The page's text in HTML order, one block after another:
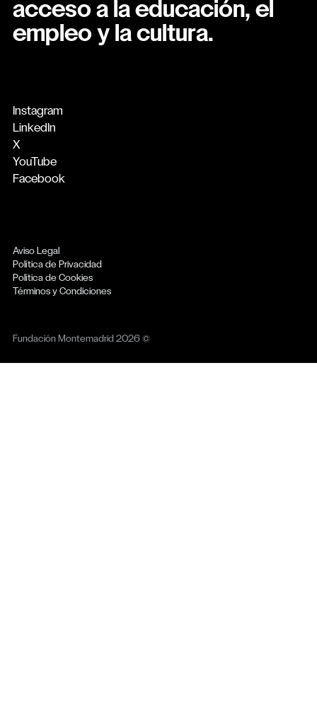
acceso a la educación, el
empleo y la cultura.
Instagram
LinkedIn
X
YouTube
Facebook
Aviso Legal
Política de Privacidad
Política de Cookies
Términos y Condiciones
Fundación Montemadrid 2026 ©